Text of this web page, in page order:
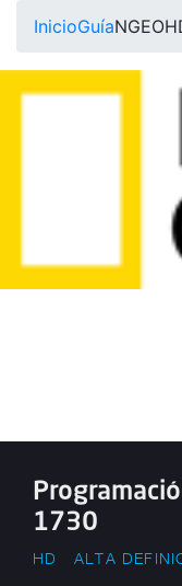
InicioGuía
1730
HD ALTA